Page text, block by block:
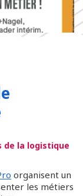
de la logistique
organisent un
les métiers